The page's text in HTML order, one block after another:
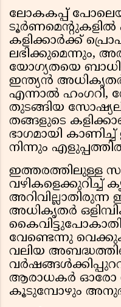
ലോകകപ്പ്
ടൂർണമെന്റുകളിൽ
കളിക്കാർക്ക്
ലഭിക്കുമെന്നും,
യോഗ്യതയെ
ഇന്ത്യൻ അധികൃതർ
എന്നാൽ ഹംഗറി,
തുടങ്ങിയ
തങ്ങളുടെ
ഭാഗമായി
നിന്നും
ഇത്തരത്തിലുള്ള
വഴികളെക്കുറിച്ച്
അധികൃതർ
വേണ്ടെന്നു
വലിയ
ആരാധകർ ഓരോ
കൂടുമ്പോഴും